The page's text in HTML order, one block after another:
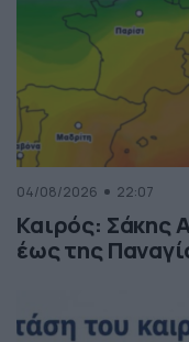
04/08/2026 22:07
Καιρός: Σάκης
έως της